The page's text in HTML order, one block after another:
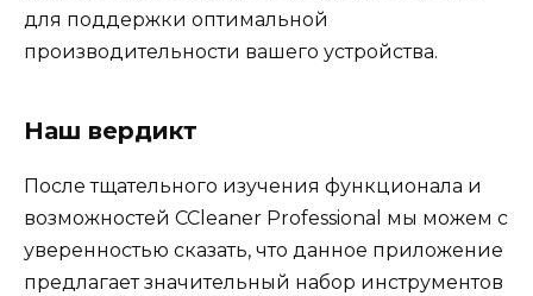
для поддержки оптимальной
производительности вашего устройства.
Наш вердикт
После тщательного изучения функционала и
возможностей CCleaner Professional мы можем с
уверенностью сказать, что данное приложение
предлагает значительный набор инструментов